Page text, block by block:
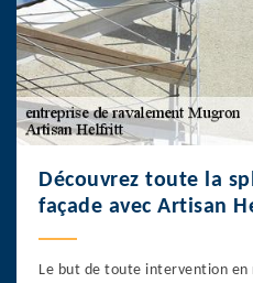
Découvrez toute la
façade avec Artisan
Le but de toute intervention en